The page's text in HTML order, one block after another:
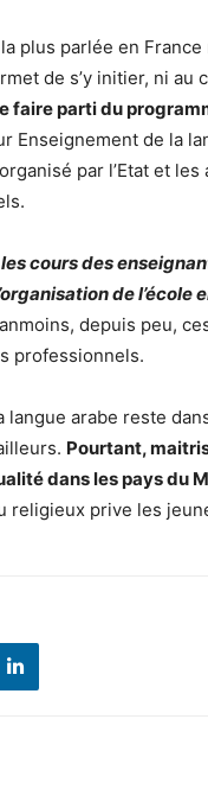
plus parlée en
de s’y initier, ni au
faire parti du
Enseignement de la
par l’Etat et
cours des
de
depuis peu,
professionnels.
langue arabe reste
Pourtant,
dans les pays du
religieux prive les